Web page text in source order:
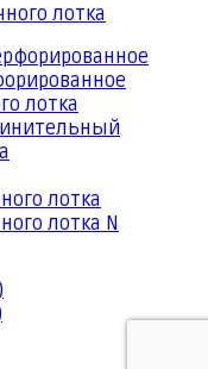
лотка
лотка
лотка
лотка N